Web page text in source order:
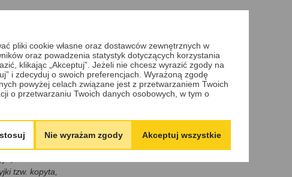
stacyjki z wymianą nowych części zamiennych,
wkładu z ułożeniem - dopasowaniem pod
tzw. kopyta,
pliki cookie własne oraz dostawców zewnętrznych w
oraz powadzenia statystyk dotyczących korzystania
klikając „Akceptuj”. Jeżeli nie chcesz wyrazić zgody na
i zdecyduj o swoich preferencjach. Wyrażoną zgodę
powyżej celach związane jest z przetwarzaniem Twoich
o przetwarzaniu Twoich danych osobowych, w tym o
Nie wyrażam zgody Akceptuj wszystkie